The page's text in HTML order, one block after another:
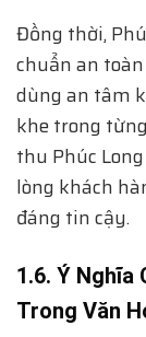
Đồng thời,
chuẩn an
dùng an tâm
khe trong
thu Phúc
lòng khách
đáng tin cậy.
1.6. Ý Nghĩa
Trong Văn